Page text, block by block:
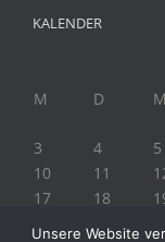
KALENDER
M
D M
3
4 5
10
11
17
18
Unsere Website